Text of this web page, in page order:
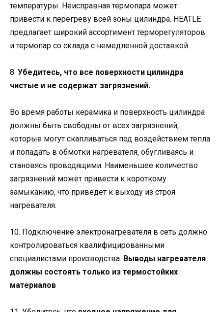
температуры. Неисправная термопара может
привести к перегреву всей зоны цилиндра. HEATLE
предлагает широкий ассортимент терморегуляторов
и термопар со склада с немедленной доставкой.
8. Убедитесь, что все поверхности цилиндра
чистые и не содержат загрязнений.
Во время работы керамика и поверхность цилиндра
должны быть свободны от всех загрязнений,
которые могут скапливаться под воздействием тепла
и попадать в обмотки нагревателя, обугливаясь и
становясь проводящими. Наименьшее количество
загрязнений может привести к короткому
замыканию, что приведет к выходу из строя
нагревателя.
10. Подключение электронагревателя в сеть должно
контролироваться квалифицированными
специалистами производства. Выводы нагревателя
должны состоять только из термостойких
материалов